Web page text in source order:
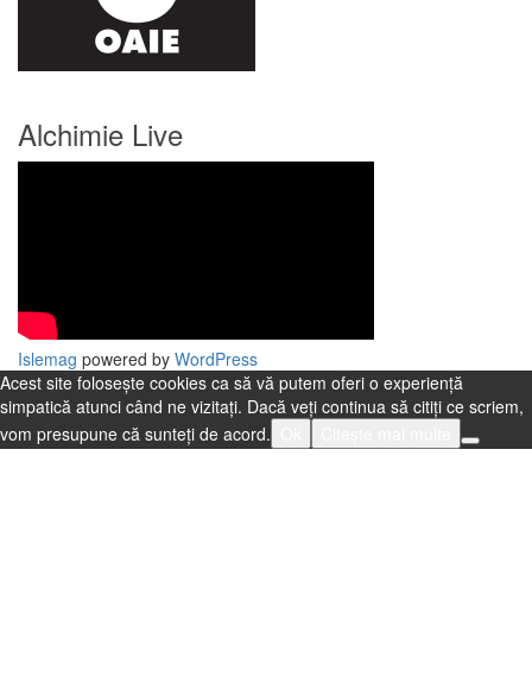
Alchimie Live
Islemag powered by WordPress
Acest site folosește cookies ca să vă putem oferi o experiență
simpatică atunci când ne vizitați. Dacă veți continua să citiți ce scriem,
vom presupune că sunteți de acord.